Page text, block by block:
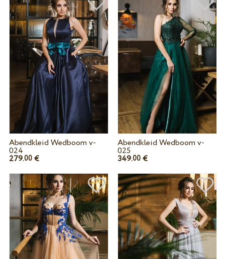
Abendkleid Wedboom v-
024
279.00€
Abendkleid Wedboom v-
025
349.00 €